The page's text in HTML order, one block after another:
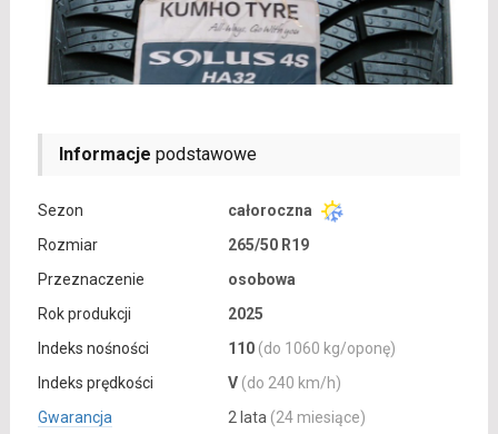
Informacje podstawowe
Sezon
całoroczna
Rozmiar
265/50 R19
Przeznaczenie
osobowa
Rok produkcji
2025
Indeks nośności
110 (do 1060 kg/oponę)
Indeks prędkości
V (do 240 km/h)
Gwarancja
2 lata (24 miesiące)